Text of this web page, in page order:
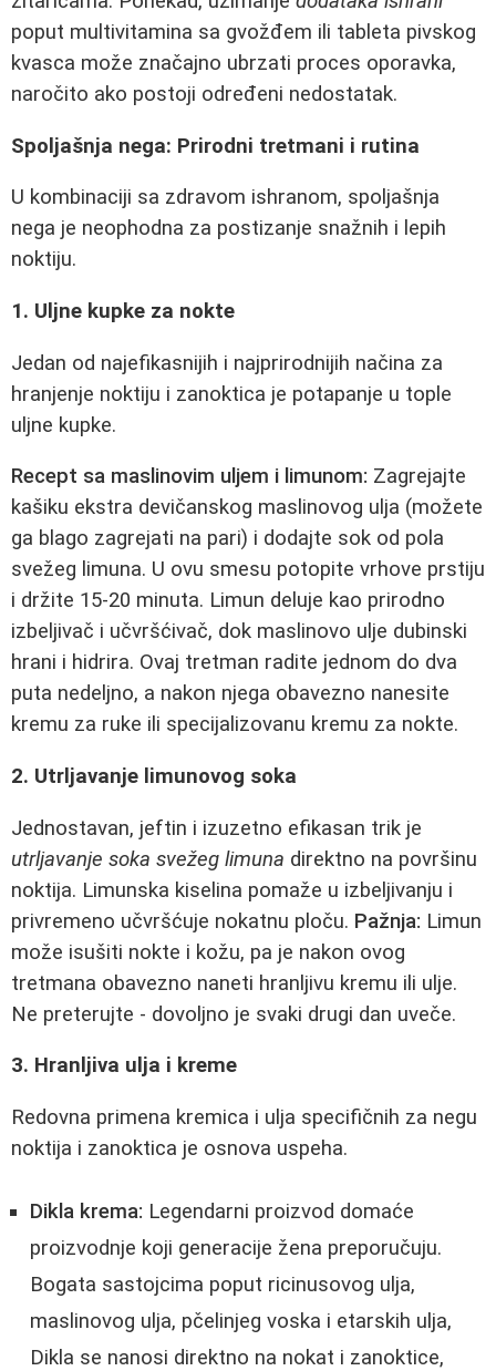
poput multivitamina sa gvožđem ili tableta pivskog
kvasca može značajno ubrzati proces oporavka,
naročito ako postoji određeni nedostatak.
Spoljašnja nega: Prirodni tretmani i rutina
U kombinaciji sa zdravom ishranom, spoljašnja
nega je neophodna za postizanje snažnih i lepih
noktiju.
1. Uljne kupke za nokte
Jedan od najefikasnijih i najprirodnijih načina za
hranjenje noktiju i zanoktica je potapanje u tople
uljne kupke.
Recept sa maslinovim uljem i limunom: Zagrejajte
kašiku ekstra devičanskog maslinovog ulja (možete
ga blago zagrejati na pari) i dodajte sok od pola
svežeg limuna. U ovu smesu potopite vrhove prstiju
i držite 15-20 minuta. Limun deluje kao prirodno
izbeljivač i učvršćivač, dok maslinovo ulje dubinski
hrani i hidrira. Ovaj tretman radite jednom do dva
puta nedeljno, a nakon njega obavezno nanesite
kremu za ruke ili specijalizovanu kremu za nokte.
2. Utrljavanje limunovog soka
Jednostavan, jeftin i izuzetno efikasan trik je
utrljavanje soka svežeg limuna direktno na površinu
noktija. Limunska kiselina pomaže u izbeljivanju i
privremeno učvršćuje nokatnu ploču. Pažnja: Limun
može isušiti nokte i kožu, pa je nakon ovog
tretmana obavezno naneti hranljivu kremu ili ulje.
Ne preterujte - dovoljno je svaki drugi dan uveče.
3. Hranljiva ulja i kreme
Redovna primena kremica i ulja specifičnih za negu
noktija i zanoktica je osnova uspeha.
Dikla krema: Legendarni proizvod domaće
proizvodnje koji generacije žena preporučuju.
Bogata sastojcima poput ricinusovog ulja,
maslinovog ulja, pčelinjeg voska i etarskih ulja,
Dikla se nanosi direktno na nokat i zanoktice,